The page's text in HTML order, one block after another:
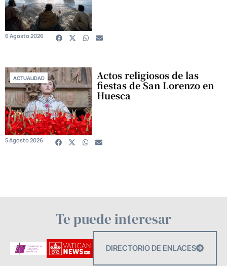
6 Agosto 2026
ACTUALIDAD Actos religiosos de las
fiestas de San Lorenzo en
Huesca
5 Agosto 2026
Te puede interesar
DIRECTORIO DE ENLACES